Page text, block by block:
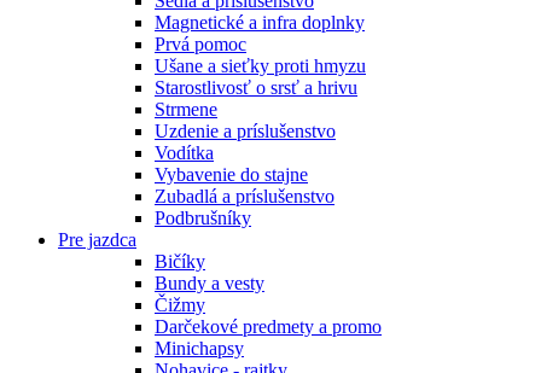
Magnetické a infra doplnky
Prvá pomoc
Ušane a sieťky proti hmyzu
Starostlivosť o srsť a hrivu
Strmene
Uzdenie a príslušenstvo
Vodítka
Vybavenie do stajne
Zubadlá a príslušenstvo
Podbrušníky
Pre jazdca
Bičíky
Bundy a vesty
Čižmy
Darčekové predmety a promo
Minichapsy